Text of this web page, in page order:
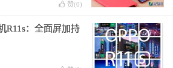
赞(0)
R11s：全面屏加持